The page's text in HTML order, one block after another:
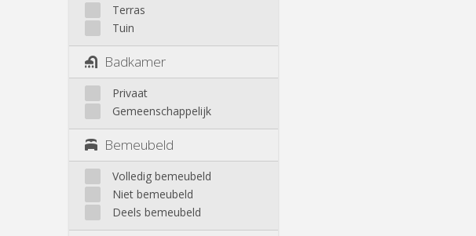
Terras
Tuin
Badkamer
Privaat
Gemeenschappelijk
Bemeubeld
Volledig bemeubeld
Niet bemeubeld
Deels bemeubeld